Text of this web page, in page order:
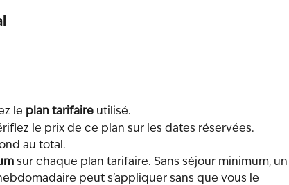
le plan tarifaire utilisé.
le prix de ce plan sur les dates réservées.
au total.
sur chaque plan tarifaire. Sans séjour minimum, un
peut s'appliquer sans que vous le